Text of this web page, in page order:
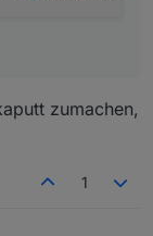
zumachen,
1